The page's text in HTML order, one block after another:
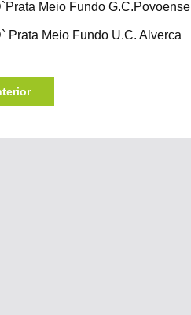
Meio Fundo G.C.Povoense
Prata Meio Fundo U.C. Alverca